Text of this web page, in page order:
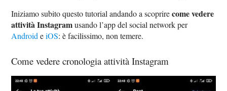
Iniziamo subito questo tutorial andando a scoprirecome vedere
attività Instagramusando l’app del social network per
Android eiOS: è facilissimo, non temere.
Come vedere cronologia attività Instagram